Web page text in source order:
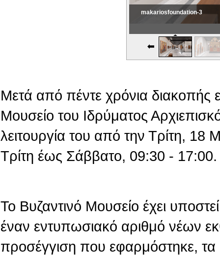
makariosfoundation-3
makariosfoundation-4
Μετά από πέντε χρόνια διακοπής
Μουσείο του Ιδρύματος
λειτουργία του από την Τρίτη,
Τρίτη έως Σάββατο, 09:30 - 17:00.
Το Βυζαντινό Μουσείο έχει υποστεί
έναν εντυπωσιακό αριθμό νέων
προσέγγιση που εφαρμόστηκε, τα